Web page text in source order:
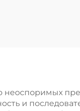
неоспоримых
и